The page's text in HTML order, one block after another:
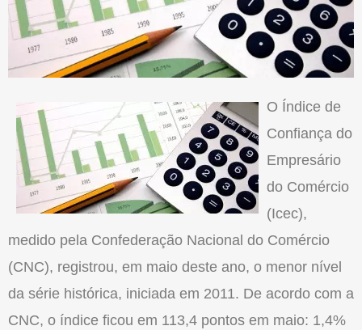
O Índice de
Confiança do
Empresário
do Comércio
(Icec),
medido pela Confederação Nacional do Comércio
(CNC), registrou, em maio deste ano, o menor nível
da série histórica, iniciada em 2011. De acordo com a
CNC, o índice ficou em 113,4 pontos em maio: 1,4%